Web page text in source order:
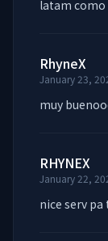
latam como
RhyneX
January 23,
muy
RHYNEX
January 22,
nice serv pa